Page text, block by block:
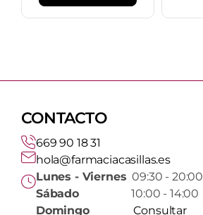
CONTACTO
669 90 18 31
hola@farmaciacasillas.es
Lunes - Viernes 09:30 - 20:00
Sábado10:00 - 14:00
Domingo
Consultar